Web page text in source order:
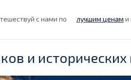
с нами по лучшим ценам и
и исторических